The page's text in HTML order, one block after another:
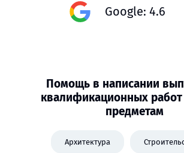
Google: 4.6
Помощь в написании
квалификационных
предметам
Архитектура